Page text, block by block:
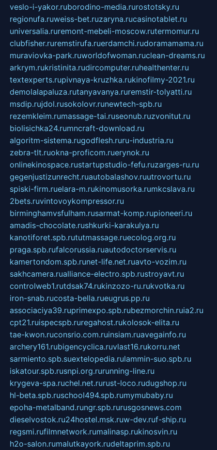
veslo-i-yakor.ruborodino-media.rurostotsky.ru
regionufa.ruweiss-bet.ruzaryna.rucasinotablet.ru
universalia.ruremont-mebeli-moscow.rutermomur.ru
clubfisher.ruremstirufa.ruerdamchi.rudoramamama.ru
muraviovka-park.ruworldofwoman.ruclean-dreams.ru
arkrym.rukristinita.rudircomputer.ruhealthenter.ru
textexperts.rupivnaya-kruzhka.rukinofilmy-2021.ru
demolalapaluza.rutanyavanya.ruremstir-tolyatti.ru
msdip.rujdol.rusokolovr.runewtech-spb.ru
rezemkleim.rumassage-tai.ruseonub.ruzvonitut.ru
biolisichka24.rumncraft-download.ru
algoritm-sistema.rugodflesh.ruru-industria.ru
zebra-tlt.ruokna-proficom.ruerynok.ru
onlinekinospace.rustartupstudio-fefu.ruzarges-ru.ru
gegenjustizunrecht.ruautobalashov.ruutrovortu.ru
spiski-firm.ruelara-m.rukinomusorka.rumkcslava.ru
2bets.ruvintovoykompressor.ru
birminghamvsfulham.rusarmat-komp.rupioneeri.ru
amadis-chocolate.rushkurki-karakulya.ru
kanotiforet.spb.rututmassage.ruecolog.org.ru
praga.spb.rufalcorussia.ruautodoctorservis.ru
kamertondom.spb.runet-life.net.ruavto-vozim.ru
sakhcamera.rualliance-electro.spb.rustroyavt.ru
controlweb1.rutdsak74.rukinzozo-ru.rukvotka.ru
iron-snab.rucosta-bella.rueugrus.pp.ru
associaciya39.ruprimexpo.spb.rubezmorchin.ruia2.ru
cpt21.ruispecspb.ruregahost.rukolosok-elita.ru
tae-kwon.ruconsrio.com.ruinsiam.ruavegainfo.ru
archery161.rubigencyclica.ruvlast16.rukorru.net
sarmiento.spb.suextelopedia.rulammin-suo.spb.ru
iskatour.spb.rusnpi.org.rurunning-line.ru
krygeva-spa.ruchel.net.rurust-loco.rudugshop.ru
hl-beta.spb.ruschool494.spb.rumymubaby.ru
epoha-metalband.rungr.spb.rurusgosnews.com
dieselvostok.ru24hostel.msk.ruw-dev.ruf-ship.ru
regsmi.rufilmnetwork.rumalinasp.rukinosvin.ru
h2o-salon.rumalutkayork.rudeltaprim.spb.ru